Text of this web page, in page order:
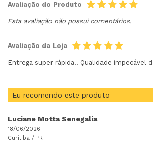
Avaliação do Produto
Esta avaliação não possui comentários.
Avaliação da Loja
Entrega super rápida!! Qualidade impecável
Eu recomendo este produto
Luciane Motta Senegalia
18/06/2026
Curitiba / PR